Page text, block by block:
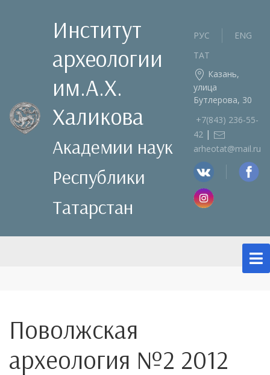
Институт
археологии
им.А.Х.
Халикова
Академии наук
Республики
Татарстан
РУС
ENG
ТАТ
Казань,
улица
Бутлерова, 30
+7(843) 236‑55-
42 |
arheotat@mail.ru
Поволжская
археология №2 2012